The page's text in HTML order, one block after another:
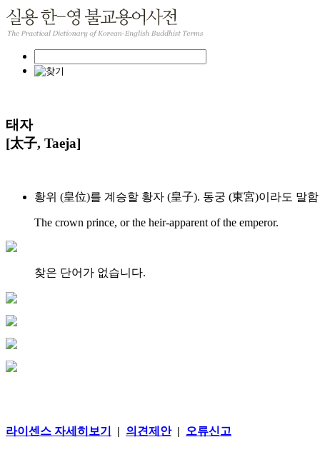
태자
[太子, Taeja]
황위 (皇位)를 계승할 황자 (皇子). 동궁 (東宮)이라도 말함
The crown prince, or the heir-apparent of the emperor.
찾은 단어가 없습니다.
라이센스 자세히보기 | 의견제안| 오류신고